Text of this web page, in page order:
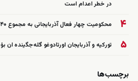
در خطر اعدام است
۴ محکومیت چهار فعال آذربایجانی به مجموع ۴۰ سال حبس تعزیری
۵ تورکیه و آذربایجان اورتادوغو گله‌جگینده ان
برچسب‌ها